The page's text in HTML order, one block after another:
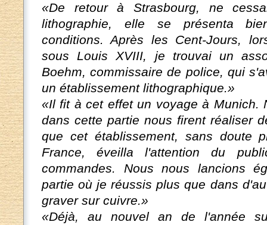
«De retour à Strasbourg, ne
lithographie, elle se présenta
conditions. Après les Cent-Jours,
sous Louis XVIII, je trouvai un
Boehm, commissaire de police, qui
un établissement lithographique.»
«Il fit à cet effet un voyage à Munich.
dans cette partie nous firent réaliser
que cet établissement, sans doute
France, éveilla l'attention du
commandes. Nous nous lancions
partie où je réussis plus que dans
graver sur cuivre.»
«Déjà, au nouvel an de l'année